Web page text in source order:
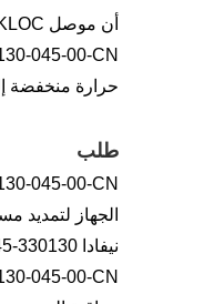
أن موصل CLACKLOC المطلي بالذهب مقاوم للتآكل والأكسدة.
حرارة منخفضة
طلب
الجهاز لتمديد
نيفادا 330130-045-00-CN مناسبة لمراقبة الحالة للمضخات والضواغط وغيرها من المعدات في النباتات البتروكيماوية.